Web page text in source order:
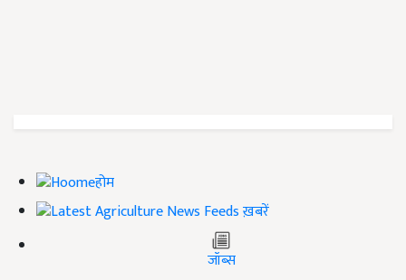
होम
ख़बरें
जॉब्स